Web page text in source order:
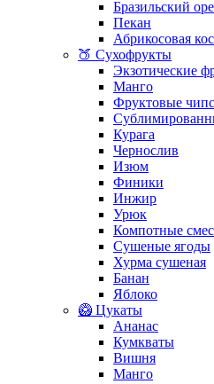
Бразильский
Пекан
Абрикосовая
🍑 Сухофрукты
Экзотические
Манго
Фруктовые
Курага
Чернослив
Изюм
Финики
Инжир
Урюк
Компотные
Сушеные ягоды
Хурма сушеная
Банан
Яблоко
🥝 Цукаты
Ананас
Кумкваты
Вишня
Манго